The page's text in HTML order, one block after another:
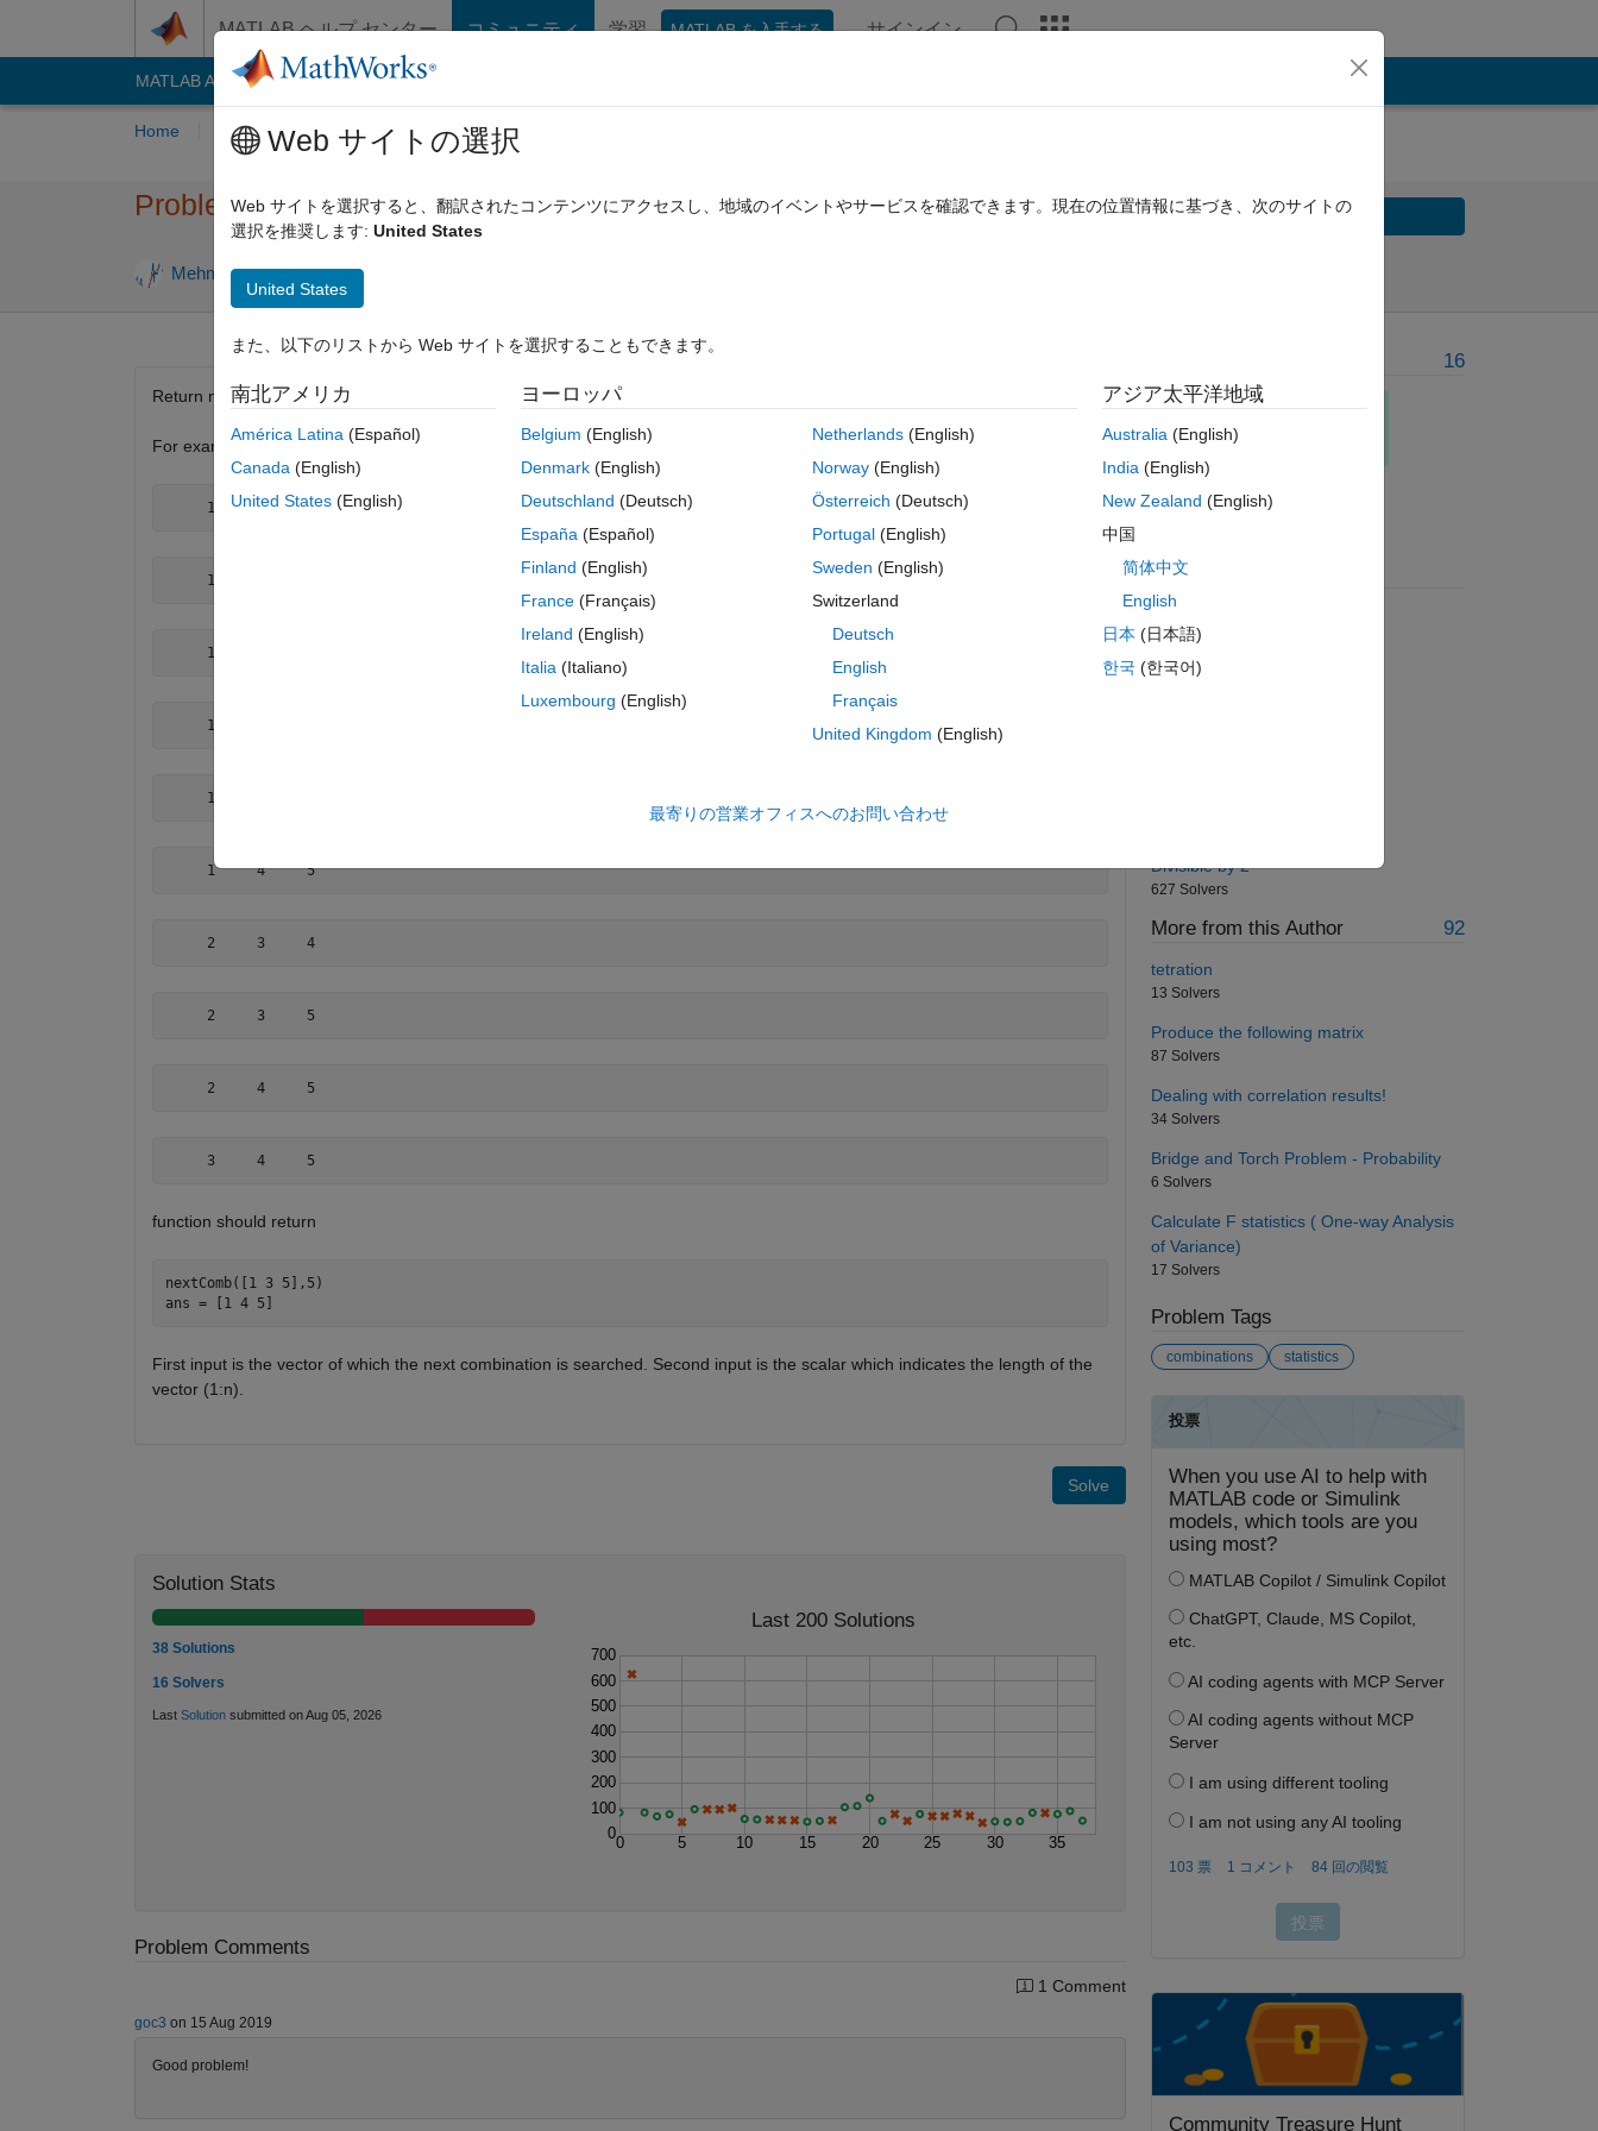
MATLAB ヘルプ センター コミュニティ 学習 MATLAB を入手する サインイン
MATLAB Answers File Exchange
Home Problem Groups Problems Players
Problem 44940. Get Next Combination
Mehmet OZC 16 solvers
Solve
Return next combination
For example three-element combinations of 1:5
     1     2     3
     1     2     4
     1     2     5
     1     3     4
     1     3     5
     1     4     5
     2     3     4
     2     3     5
     2     4     5
     3     4     5
function should return
nextComb([1 3 5],5)
First input is the vector of which the next combination is searched. Second input is the scalar which indicates the length of the
vector (1:n).
Solve
Solution Stats
38 Solutions
16 Solvers
Last Solutionsubmitted on Aug 05, 2026
Last 200 Solutions
0 5 10 15 20 25 30 35
0
100
200
300
400
500
600
700
Problem Comments
1 Comment
goc3 on 15 Aug 2019
Good problem!
16
Suggested Problems
First N Perfect Squares
928 Solvers
surrounded matrix
Divisible by 2
627 Solvers
More from this Author 92
tetration
13 Solvers
Produce the following matrix
87 Solvers
Dealing with correlation results!
34 Solvers
Bridge and Torch Problem - Probability
6 Solvers
Calculate F statistics ( One-way Analysis
of Variance)
17 Solvers
Problem Tags
combinations statistics
Community Treasure Hunt
Web サイトの選択
Web サイトを選択すると、翻訳されたコンテンツにアクセスし、地域のイベントやサービスを確認できます。現在の位置情報に基づき、次のサイトの
選択を推奨します: United States
United States
また、以下のリストから Web サイトを選択することもできます。
南北アメリカ
América Latina (Español)
Canada (English)
United States (English)
ヨーロッパ
Belgium (English)
Denmark (English)
Deutschland (Deutsch)
España (Español)
Finland (English)
France (Français)
Ireland (English)
Italia (Italiano)
Luxembourg (English)
Netherlands(English)
Norway(English)
Österreich (Deutsch)
Portugal(English)
Sweden (English)
Switzerland
Deutsch
English
Français
United Kingdom (English)
アジア太平洋地域
Australia(English)
India(English)
New Zealand (English)
中国
简体中文
English
日本 (日本語)
한국 (한국어)
最寄りの営業オフィスへのお問い合わせ